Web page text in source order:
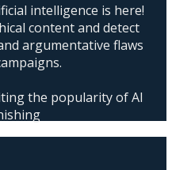
intelligence is here!
content and detect
argumentative flaws
the popularity of AI